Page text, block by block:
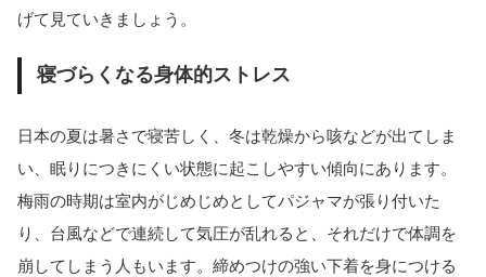
げて見ていきましょう。
寝づらくなる身体的ストレス
日本の夏は暑さで寝苦しく、冬は乾燥から咳などが出てしま
い、眠りにつきにくい状態に起こしやすい傾向にあります。
梅雨の時期は室内がじめじめとしてパジャマが張り付いた
り、台風などで連続して気圧が乱れると、それだけで体調を
崩してしまう人もいます。締めつけの強い下着を身につける